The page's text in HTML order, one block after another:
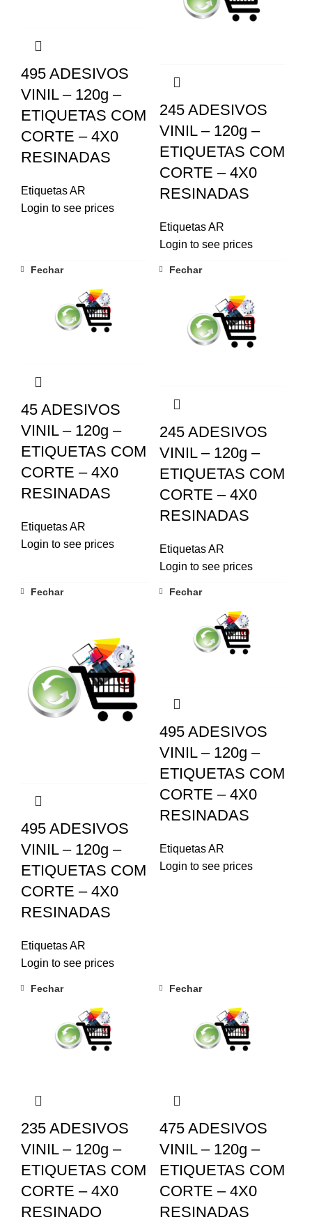
495 ADESIVOS
VINIL – 120g –
ETIQUETAS COM
CORTE – 4X0
RESINADAS
Etiquetas AR
Login to see prices
245 ADESIVOS
VINIL – 120g –
ETIQUETAS COM
CORTE – 4X0
RESINADAS
Etiquetas AR
Login to see prices
Fechar
45 ADESIVOS
VINIL – 120g –
ETIQUETAS COM
CORTE – 4X0
RESINADAS
Etiquetas AR
Login to see prices
Fechar
245 ADESIVOS
VINIL – 120g –
ETIQUETAS COM
CORTE – 4X0
RESINADAS
Etiquetas AR
Login to see prices
Fechar
495 ADESIVOS
VINIL – 120g –
ETIQUETAS COM
CORTE – 4X0
RESINADAS
Etiquetas AR
Login to see prices
Fechar
495 ADESIVOS
VINIL – 120g –
ETIQUETAS COM
CORTE – 4X0
RESINADAS
Etiquetas AR
Login to see prices
Fechar
235 ADESIVOS
VINIL – 120g –
ETIQUETAS COM
CORTE – 4X0
RESINADO
Fechar
475 ADESIVOS
VINIL – 120g –
ETIQUETAS COM
CORTE – 4X0
RESINADAS